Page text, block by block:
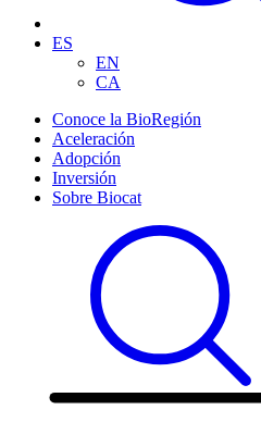
ES
EN
CA
Conoce la BioRegión
Aceleración
Adopción
Inversión
Sobre Biocat